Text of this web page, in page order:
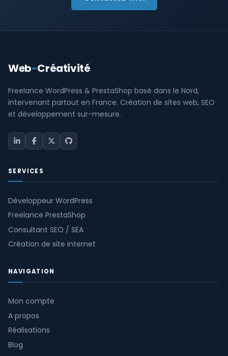
Web-Créativité
Freelance WordPress & PrestaShop basé dans le Nord,
intervenant partout en France. Création de sites web, SEO
et développement sur-mesure.
SERVICES
Développeur WordPress
Freelance PrestaShop
Consultant SEO / SEA
Création de site internet
NAVIGATION
Mon compte
A propos
Réalisations
Blog